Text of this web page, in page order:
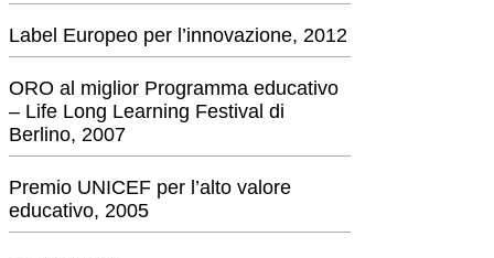
Label Europeo per l’innovazione, 2012
ORO al miglior Programma educativo
– Life Long Learning Festival di
Berlino, 2007
Premio UNICEF per l’alto valore
educativo, 2005